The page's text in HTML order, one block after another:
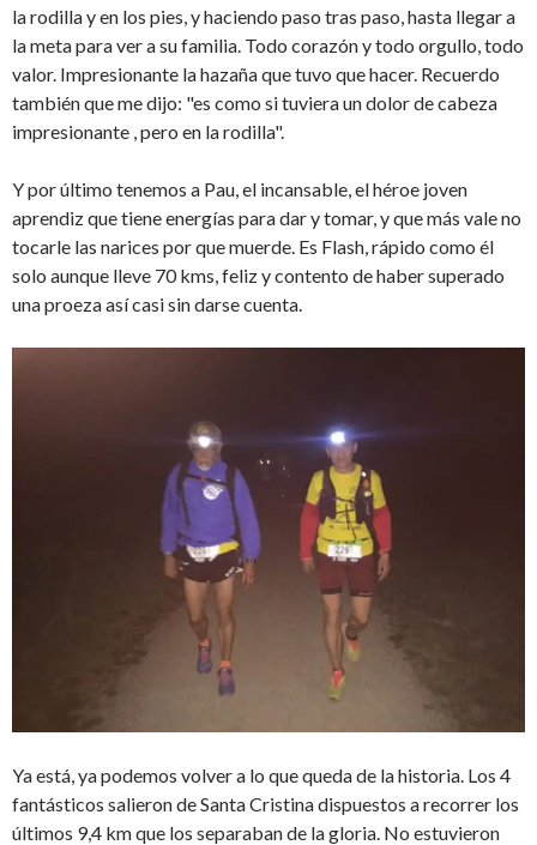
la rodilla y en los pies, y haciendo paso tras paso, hasta llegar a
la meta para ver a su familia. Todo corazón y todo orgullo, todo
valor. Impresionante la hazaña que tuvo que hacer. Recuerdo
también que me dijo: "es como si tuviera un dolor de cabeza
impresionante , pero en la rodilla".
Y por último tenemos a Pau, el incansable, el héroe joven
aprendiz que tiene energías para dar y tomar, y que más vale no
tocarle las narices por que muerde. Es Flash, rápido como él
solo aunque lleve 70 kms, feliz y contento de haber superado
una proeza así casi sin darse cuenta.
Ya está, ya podemos volver a lo que queda de la historia. Los 4
fantásticos salieron de Santa Cristina dispuestos a recorrer los
últimos 9,4 km que los separaban de la gloria. No estuvieron